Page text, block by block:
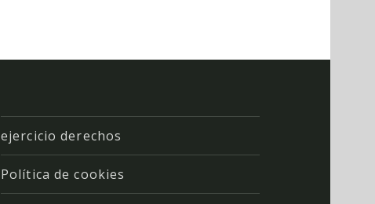
ejercicio derechos
Política de cookies